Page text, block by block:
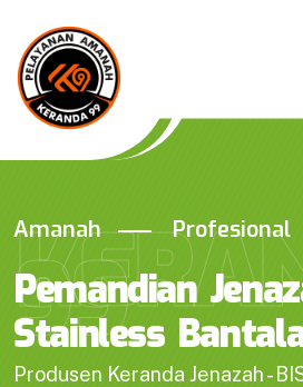
99
Amanah Profesional
Pemandian
Stainless
Produsen Keranda Jenazah -